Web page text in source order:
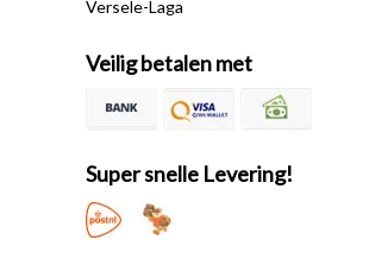
Versele-Laga
Veilig betalen met
Super snelle Levering!